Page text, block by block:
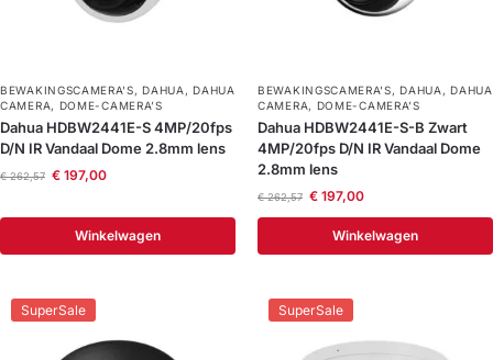
BEWAKINGSCAMERA'S,DAHUA ,DAHUA
CAMERA, DOME-CAMERA’S
Dahua HDBW2441E-S 4MP/20fps
D/N IR Vandaal Dome 2.8mm lens
€262,57 €197,00
Winkelwagen
BEWAKINGSCAMERA'S,DAHUA ,DAHUA
CAMERA, DOME-CAMERA’S
Dahua HDBW2441E-S-B Zwart
4MP/20fps D/N IR Vandaal Dome
2.8mm lens
€262,57 €197,00
Winkelwagen
SuperSale SuperSale